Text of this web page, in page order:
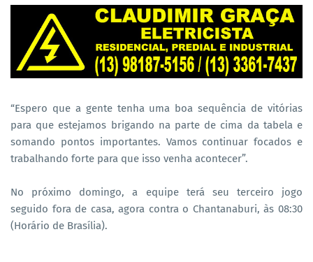
“Espero que a gente tenha uma boa sequência de vitórias
para que estejamos brigando na parte de cima da tabela e
somando pontos importantes. Vamos continuar focados e
trabalhando forte para que isso venha acontecer”.
No próximo domingo, a equipe terá seu terceiro jogo
seguido fora de casa, agora contra o Chantanaburi, às 08:30
(Horário de Brasília).